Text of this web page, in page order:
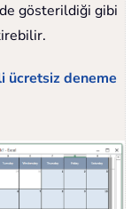
gösterildiği gibi
ücretsiz deneme